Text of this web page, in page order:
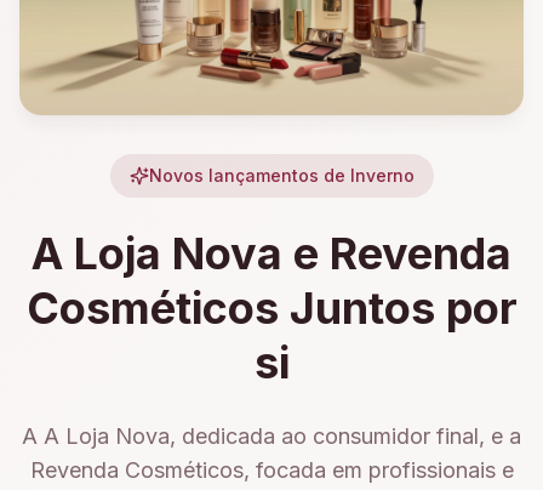
Novos lançamentos de Inverno
A Loja Nova e Revenda
Cosméticos Juntos por
si
A A Loja Nova, dedicada ao consumidor final, e a
Revenda Cosméticos, focada em profissionais e